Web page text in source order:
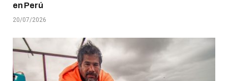
en Perú
20/07/2026